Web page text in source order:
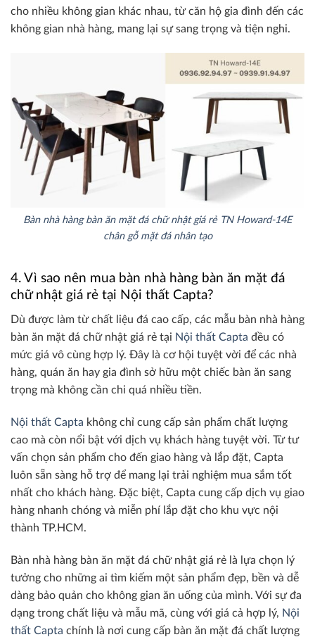
cho nhiều không gian khác nhau, từ căn hộ gia đình đến các
không gian nhà hàng, mang lại sự sang trọng và tiện nghi.
Bàn nhà hàng bàn ăn mặt đá chữ nhật giá rẻ TN Howard-14E
chân gỗ mặt đá nhân tạo
4. Vì sao nên mua bàn nhà hàng bàn ăn mặt đá
chữ nhật giá rẻ tại Nội thất Capta?
Dù được làm từ chất liệu đá cao cấp, các mẫu bàn nhà hàng
bàn ăn mặt đá chữ nhật giá rẻ tại Nội thất Capta đều có
mức giá vô cùng hợp lý. Đây là cơ hội tuyệt vời để các nhà
hàng, quán ăn hay gia đình sở hữu một chiếc bàn ăn sang
trọng mà không cần chi quá nhiều tiền.
Nội thất Capta không chỉ cung cấp sản phẩm chất lượng
cao mà còn nổi bật với dịch vụ khách hàng tuyệt vời. Từ tư
vấn chọn sản phẩm cho đến giao hàng và lắp đặt, Capta
luôn sẵn sàng hỗ trợ để mang lại trải nghiệm mua sắm tốt
nhất cho khách hàng. Đặc biệt, Capta cung cấp dịch vụ giao
hàng nhanh chóng và miễn phí lắp đặt cho khu vực nội
thành TP.HCM.
Bàn nhà hàng bàn ăn mặt đá chữ nhật giá rẻ là lựa chọn lý
tưởng cho những ai tìm kiếm một sản phẩm đẹp, bền và dễ
dàng bảo quản cho không gian ăn uống của mình. Với sự đa
dạng trong chất liệu và mẫu mã, cùng với giá cả hợp lý, Nội
thất Capta chính là nơi cung cấp bàn ăn mặt đá chất lượng